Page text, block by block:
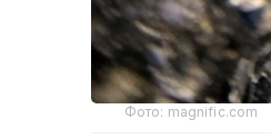
Фото: magnific.com